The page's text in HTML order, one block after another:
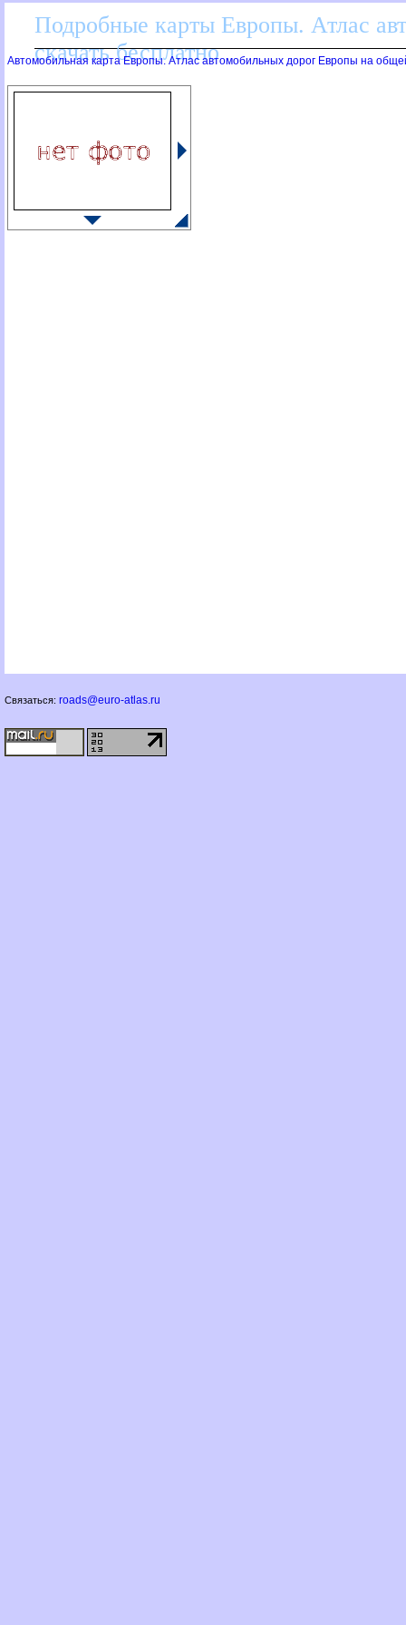
Подробные карты Европы. Атлас
скачать бесплатно
Автомобильная карта Европы. Атлас автомобильных дорог Европы на
Связаться: roads@euro-atlas.ru